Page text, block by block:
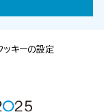
ッキーの設定